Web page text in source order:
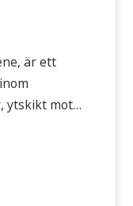
är ett
ytskikt mot
Typ CR